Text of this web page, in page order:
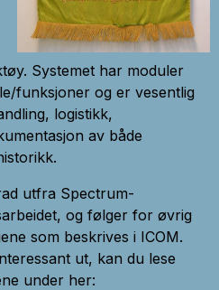
Systemet har moduler
funksjoner og er vesentlig
logistikk,
av både
utfra Spectrum-
og følger for øvrig
som beskrives i ICOM.
ut, kan du lese
under her: